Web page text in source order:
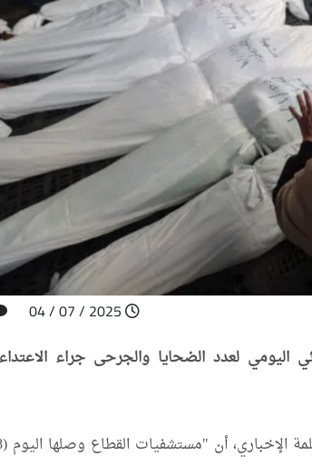
اليومي لعدد الضحايا والجرحى جراء
وذكرت